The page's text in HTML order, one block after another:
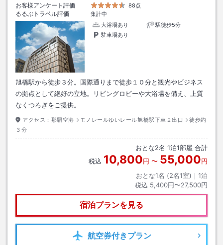
お客様アンケート評価
88点
るるぶトラベル評価
集計中
大浴場あり
駅徒歩5分
駐車場あり
旭橋駅から徒歩３分。国際通りまで徒歩１０分と観光やビジネス
の拠点として絶好の立地。リビングロビーや大浴場を備え、上質
なくつろぎをご提供。
アクセス： 那覇空港→モノレールゆいレール旭橋駅下車２出口→徒歩約
３分
おとな2名 1泊1部屋 合計
税込 10,800円 〜 55,000円
おとな1名 (2名1室)｜ 1泊
税込 5,400円〜27,500円
宿泊プランを見る
航空券付きプラン